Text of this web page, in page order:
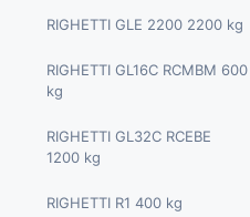
RIGHETTI GLE 2200 2200 kg
RIGHETTI GL16C RCMBM 600
kg
RIGHETTI GL32C RCEBE
1200 kg
RIGHETTI R1 400 kg